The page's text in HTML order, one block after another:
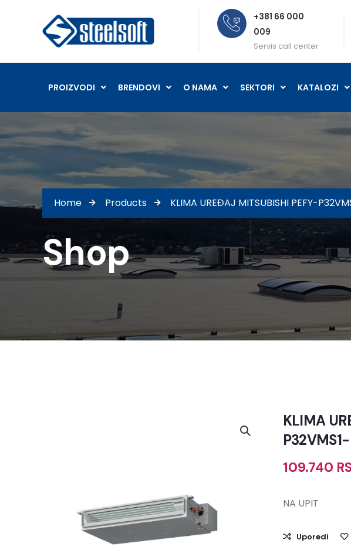
+381 66 000
009
Servis call center
PROIZVODI BRENDOVI O NAMA SEKTORI KATALOZI
Home Products KLIMA UREĐAJ MITSUBISHI PEFY-
Shop
KLIMA
109.740
NA UPIT
Uporedi